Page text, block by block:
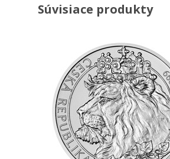
Súvisiace produkty